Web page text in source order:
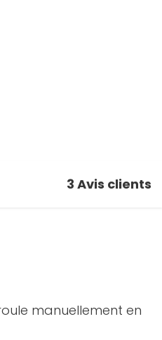
3 Avis clients
manuellement en